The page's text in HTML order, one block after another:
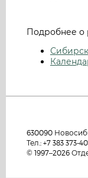
Подробнее о
630090
Тел.: +7 383 373-
© 1997–2026